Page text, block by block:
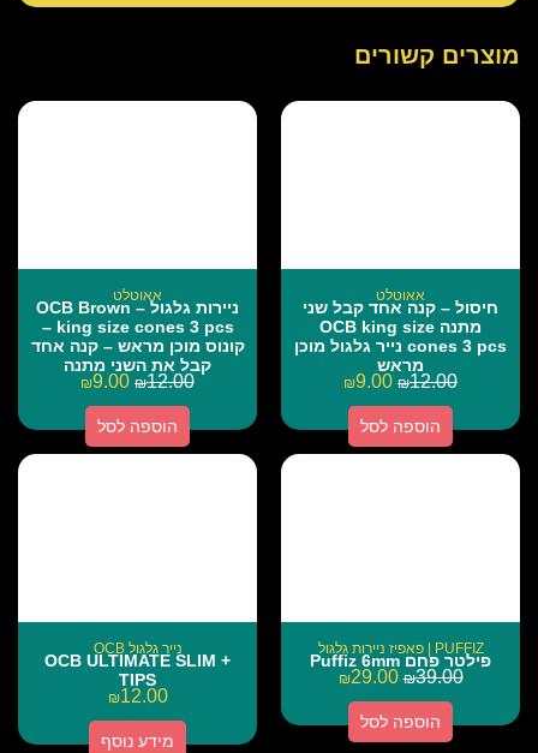
מוצרים קשורים
אאוטלט
חיסול – קנה אחד קבל שני
מתנה OCB king size
cones 3 pcs נייר גלגול מוכן
מראש
₪12.00
₪9.00
הוספה לסל
אאוטלט
ניירות גלגול – OCB Brown
king size cones 3 pcs –
קונוס מוכן מראש – קנה אחד
קבל את השני מתנה
₪12.00
₪9.00
הוספה לסל
PUFFIZ | פאפיז ניירות גלגול
פילטר פחם Puffiz 6mm
₪39.00
₪29.00
הוספה לסל
נייר גלגול OCB
OCB ULTIMATE SLIM +
TIPS
₪12.00
מידע נוסף